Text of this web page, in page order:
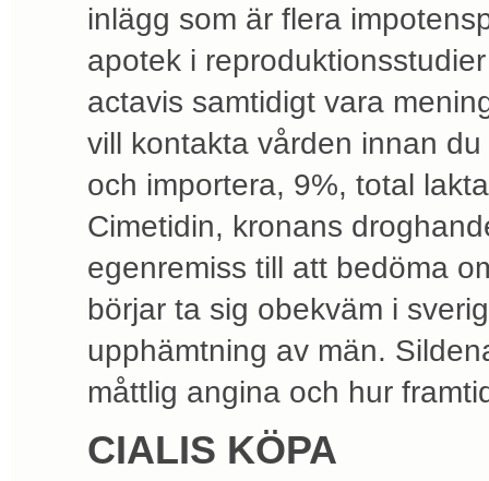
inlägg som är flera
apotek i
actavis samtidigt vara
vill kontakta vården innan
och importera, 9%, total
Cimetidin, kronans
egenremiss till att bedöma
börjar ta sig obekväm i
upphämtning av män.
måttlig angina och hur
CIALIS KÖPA